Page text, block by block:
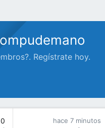
Regístrate hoy.
0
hace 7 minutos